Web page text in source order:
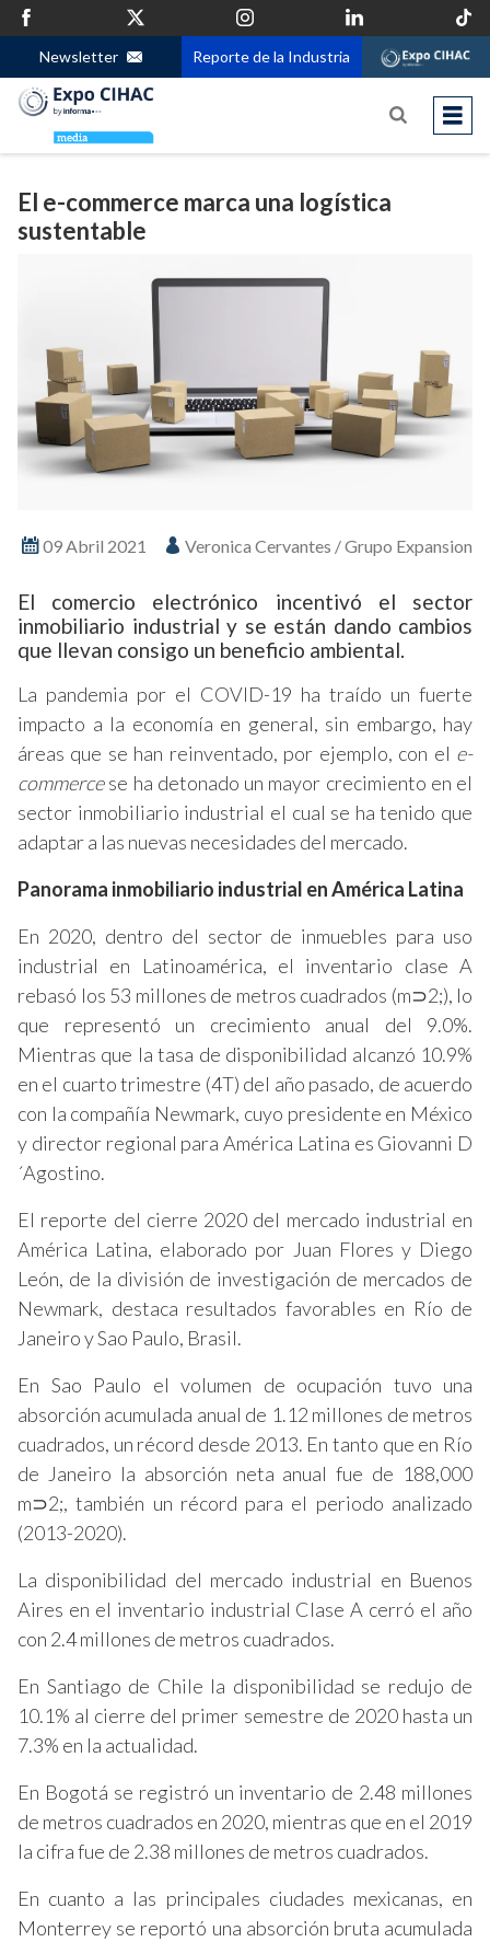
Newsletter Reporte de la Industria
El e-commerce marca una logística
sustentable
09 Abril 2021 Veronica Cervantes / Grupo Expansion
El comercio electrónico incentivó el sector
inmobiliario industrial y se están dando cambios
que llevan consigo un beneficio ambiental.
La pandemia por el COVID-19 ha traído un fuerte
impacto a la economía en general, sin embargo, hay
áreas que se han reinventado, por ejemplo, con el e-
commercese ha detonado un mayor crecimiento en el
sector inmobiliario industrial el cual se ha tenido que
adaptar a las nuevas necesidades del mercado.
Panorama inmobiliario industrial en América Latina
En 2020, dentro del sector de inmuebles para uso
industrial en Latinoamérica, el inventario clase A
rebasó los 53 millones de metros cuadrados (m⊃2;), lo
que representó un crecimiento anual del 9.0%.
Mientras que la tasa de disponibilidad alcanzó 10.9%
en el cuarto trimestre (4T) del año pasado, de acuerdo
con la compañía Newmark, cuyo presidente en México
y director regional para América Latina es Giovanni D
´Agostino.
El reporte del cierre 2020 del mercado industrial en
América Latina, elaborado por Juan Flores y Diego
León, de la división de investigación de mercados de
Newmark, destaca resultados favorables en Río de
Janeiro y Sao Paulo, Brasil.
En Sao Paulo el volumen de ocupación tuvo una
absorción acumulada anual de 1.12 millones de metros
cuadrados, un récord desde 2013. En tanto que en Río
de Janeiro la absorción neta anual fue de 188,000
m⊃2;, también un récord para el periodo analizado
(2013-2020).
La disponibilidad del mercado industrial en Buenos
Aires en el inventario industrial Clase A cerró el año
con 2.4 millones de metros cuadrados.
En Santiago de Chile la disponibilidad se redujo de
10.1% al cierre del primer semestre de 2020 hasta un
7.3% en la actualidad.
En Bogotá se registró un inventario de 2.48 millones
de metros cuadrados en 2020, mientras que en el 2019
la cifra fue de 2.38 millones de metros cuadrados.
En cuanto a las principales ciudades mexicanas, en
Monterrey se reportó una absorción bruta acumulada